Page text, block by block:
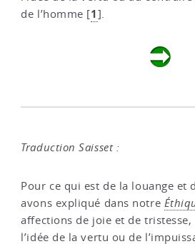
de l’homme [1].
Traduction Saisset :
Pour ce qui est de la louange et
avons expliqué dans notre
affections de joie et de tristesse,
l’idée de la vertu ou de